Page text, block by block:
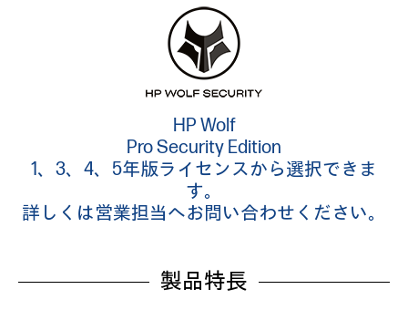
HP Wolf
Pro Security Edition
1、3、4、5年版ライセンスから選択できま
す。
詳しくは営業担当へお問い合わせください。
製品特長